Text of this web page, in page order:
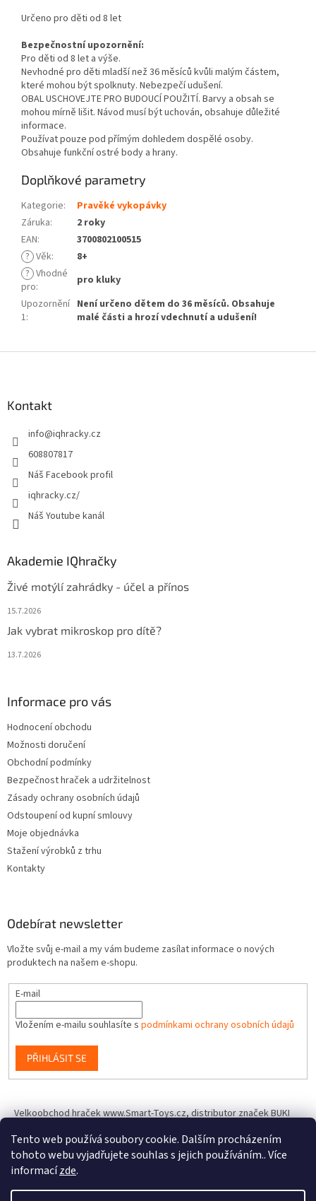
Tento web používá soubory cookie. Dalším procházením
tohoto webu vyjadřujete souhlas s jejich používáním.. Více
informacízde.
Určeno pro děti od 8 let
Bezpečnostní upozornění:
Pro děti od 8 let a výše.
Nevhodné pro děti mladší než 36 měsíců kvůli malým částem,
které mohou být spolknuty. Nebezpečí udušení.
OBAL USCHOVEJTE PRO BUDOUCÍ POUŽITÍ. Barvy a obsah se
mohou mírně lišit. Návod musí být uchován, obsahuje důležité
informace.
Používat pouze pod přímým dohledem dospělé osoby.
Obsahuje funkční ostré body a hrany.
Doplňkové parametry
Kategorie:
Pravěké vykopávky
Záruka:
2 roky
EAN:
3700802100515
? Věk:
8+
? Vhodné
pro:
pro kluky
Upozornění
1:
Není určeno dětem do 36 měsíců. Obsahuje
malé části a hrozí vdechnutí a udušení!
Kontakt
info@iqhracky.cz
608807817
Náš Facebook profil
iqhracky.cz/
Náš Youtube kanál
Akademie IQhračky
Živé motýlí zahrádky - účel a přínos
15.7.2026
Jak vybrat mikroskop pro dítě?
13.7.2026
Informace pro vás
Hodnocení obchodu
Možnosti doručení
Obchodní podmínky
Bezpečnost hraček a udržitelnost
Zásady ochrany osobních údajů
Odstoupení od kupní smlouvy
Moje objednávka
Stažení výrobků z trhu
Kontakty
Odebírat newsletter
Vložte svůj e-mail a my vám budeme zasílat informace o nových
produktech na našem e-shopu.
E-mail
Vložením e-mailu souhlasíte s podmínkami ochrany osobních údajů
PŘIHLÁSIT SE
Velkoobchod hraček www.Smart-Toys.cz, distributor značek BUKI